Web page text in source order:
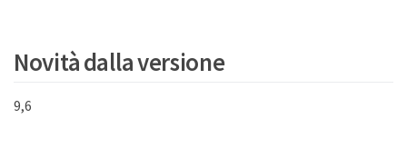
Novità dalla versione
9,6